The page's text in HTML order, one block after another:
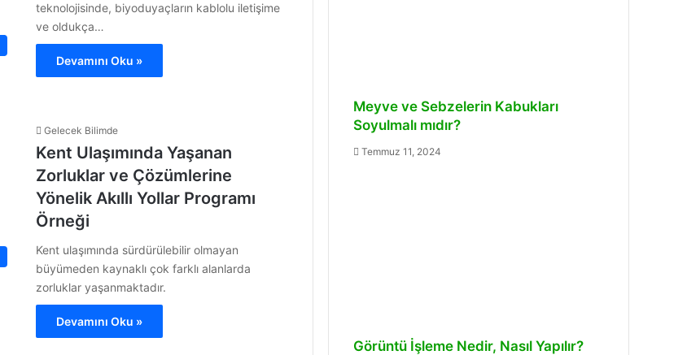
teknolojisinde, biyoduyaçların kablolu iletişime
ve oldukça…
Devamını Oku »
Gelecek Bilimde
Kent Ulaşımında Yaşanan
Zorluklar ve Çözümlerine
Yönelik Akıllı Yollar Programı
Örneği
Kent ulaşımında sürdürülebilir olmayan
büyümeden kaynaklı çok farklı alanlarda
zorluklar yaşanmaktadır.
Devamını Oku »
Meyve ve Sebzelerin Kabukları
Soyulmalı mıdır?
Temmuz 11, 2024
Görüntü İşleme Nedir, Nasıl Yapılır?